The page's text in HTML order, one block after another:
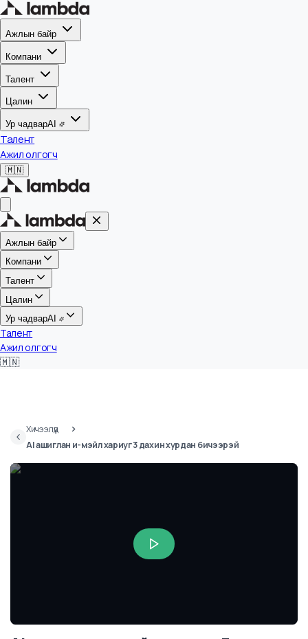
Ажлын байр
Компани
Талент
Цалин
Ур чадварAI
Талент
Ажил олгогч
🇲🇳
Ажлын байр
Компани
Талент
Цалин
Ур чадвар
Талент
Ажил олгогч
Хичээлүүд